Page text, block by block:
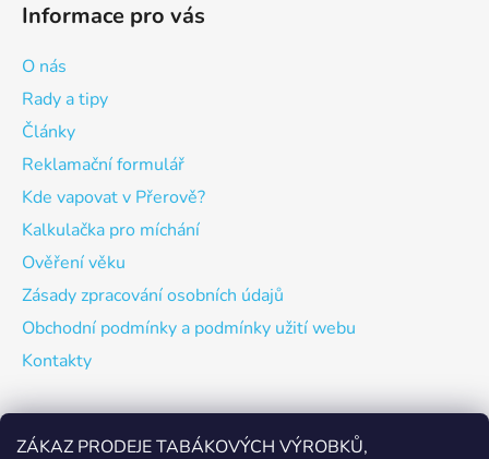
ZÁKAZ PRODEJE TABÁKOVÝCH VÝROBKŮ,
Informace pro vás
O nás
Rady a tipy
Články
Reklamační formulář
Kde vapovat v Přerově?
Kalkulačka pro míchání
Ověření věku
Zásady zpracování osobních údajů
Obchodní podmínky a podmínky užití webu
Kontakty
Odebírat newsletter